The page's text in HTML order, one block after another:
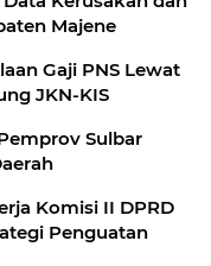
Majene
Gaji PNS Lewat
JKN-KIS
Sulbar
Komisi II DPRD
Penguatan